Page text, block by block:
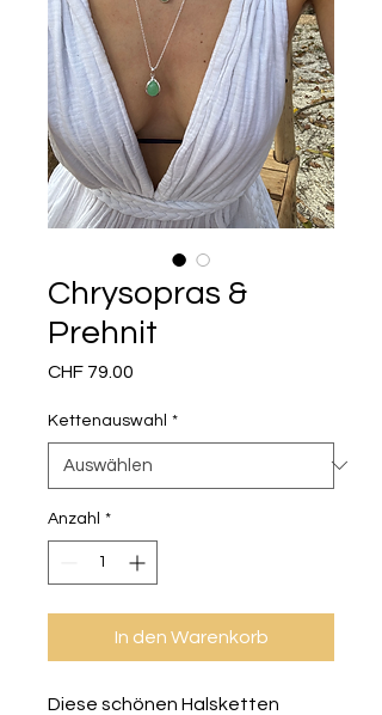
Chrysopras &
Prehnit
CHF 79.00
Kettenauswahl *
Anzahl *
In den Warenkorb
Diese schönen Halsketten